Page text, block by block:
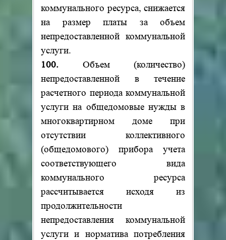
коммунального ресурса, снижается
на размер платы за объем
непредоставленной коммунальной
услуги.
100. Объем (количество)
непредоставленной в течение
расчетного периода коммунальной
услуги на общедомовые нужды в
многоквартирном доме при
отсутствии коллективного
(общедомового) прибора учета
соответствующего вида
коммунального ресурса
рассчитывается исходя из
продолжительности
непредоставления коммунальной
услуги и норматива потребления